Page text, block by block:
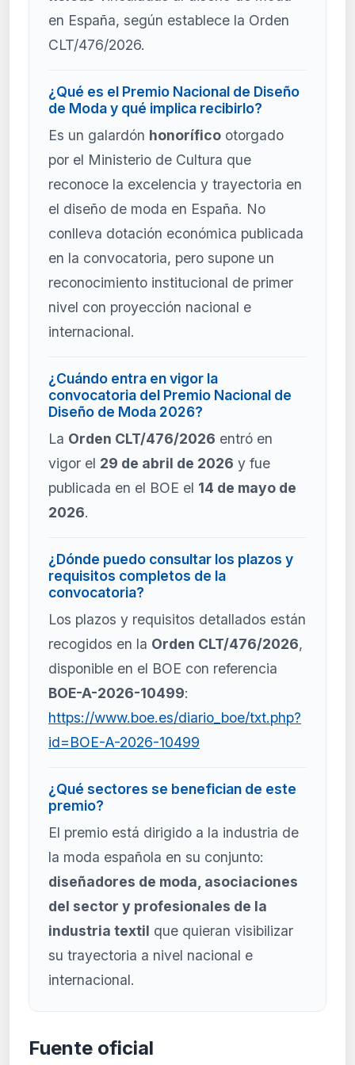
en España, según establece la Orden
CLT/476/2026.
¿Qué es el Premio Nacional de Diseño
de Moda y qué implica recibirlo?
Es un galardón honorífico otorgado
por el Ministerio de Cultura que
reconoce la excelencia y trayectoria en
el diseño de moda en España. No
conlleva dotación económica publicada
en la convocatoria, pero supone un
reconocimiento institucional de primer
nivel con proyección nacional e
internacional.
¿Cuándo entra en vigor la
convocatoria del Premio Nacional de
Diseño de Moda 2026?
La Orden CLT/476/2026 entró en
vigor el 29 de abril de 2026 y fue
publicada en el BOE el 14 de mayo de
2026.
¿Dónde puedo consultar los plazos y
requisitos completos de la
convocatoria?
Los plazos y requisitos detallados están
recogidos en la Orden CLT/476/2026,
disponible en el BOE con referencia
BOE-A-2026-10499:
https://www.boe.es/diario_boe/txt.php?
id=BOE-A-2026-10499
¿Qué sectores se benefician de este
premio?
El premio está dirigido a la industria de
la moda española en su conjunto:
diseñadores de moda, asociaciones
del sector y profesionales de la
industria textil que quieran visibilizar
su trayectoria a nivel nacional e
internacional.
Fuente oficial